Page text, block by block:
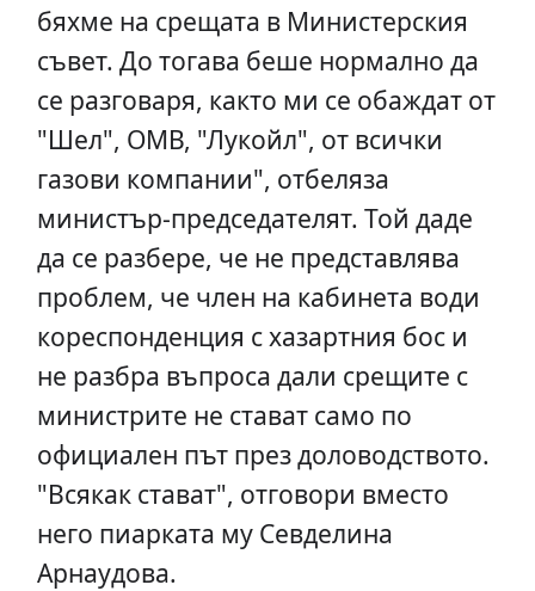
бяхме на срещата в Министерския
съвет. До тогава беше нормално да
се разговаря, както ми се обаждат от
"Шел", ОМВ, "Лукойл", от всички
газови компании", отбеляза
министър-председателят. Той даде
да се разбере, че не представлява
проблем, че член на кабинета води
кореспонденция с хазартния бос и
не разбра въпроса дали срещите с
министрите не стават само по
официален път през доловодството.
"Всякак стават", отговори вместо
него пиарката му Севделина
Арнаудова.